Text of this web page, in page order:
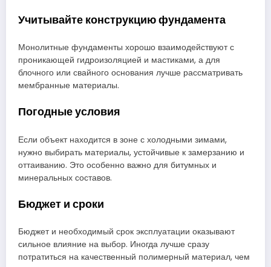
Учитывайте конструкцию фундамента
Монолитные фундаменты хорошо взаимодействуют с
проникающей гидроизоляцией и мастиками, а для
блочного или свайного основания лучше рассматривать
мембранные материалы.
Погодные условия
Если объект находится в зоне с холодными зимами,
нужно выбирать материалы, устойчивые к замерзанию и
оттаиванию. Это особенно важно для битумных и
минеральных составов.
Бюджет и сроки
Бюджет и необходимый срок эксплуатации оказывают
сильное влияние на выбор. Иногда лучше сразу
потратиться на качественный полимерный материал, чем